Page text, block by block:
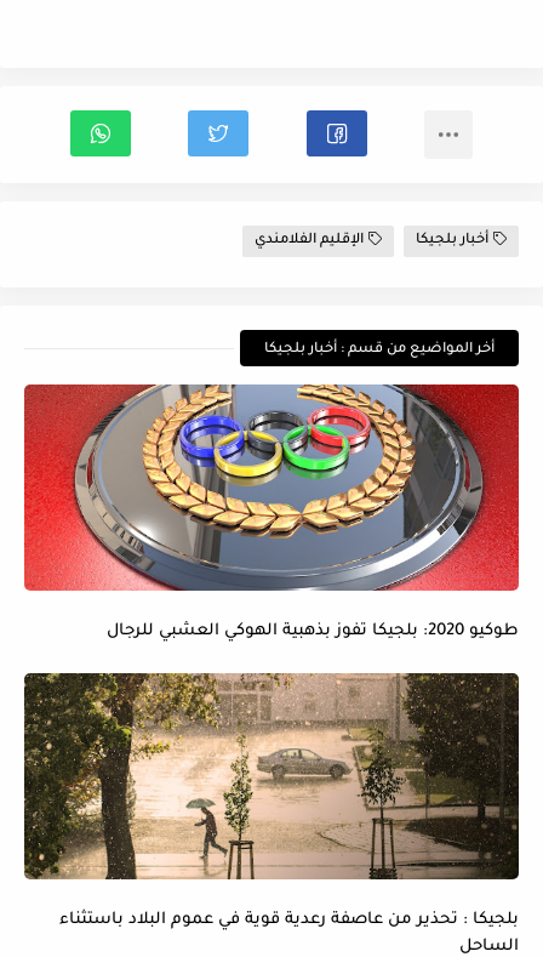
أخبار بلجيكا الإقليم الفلامندي
أخر المواضيع من قسم : أخبار بلجيكا
طوكيو 2020: بلجيكا تفوز بذهبية الهوكي العشبي للرجال
بلجيكا : تحذير من عاصفة رعدية قوية في عموم البلاد باستثناء
الساحل